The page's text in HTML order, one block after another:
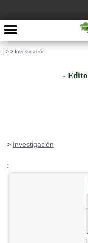
:: > > Investigación
-
> Investigación
: